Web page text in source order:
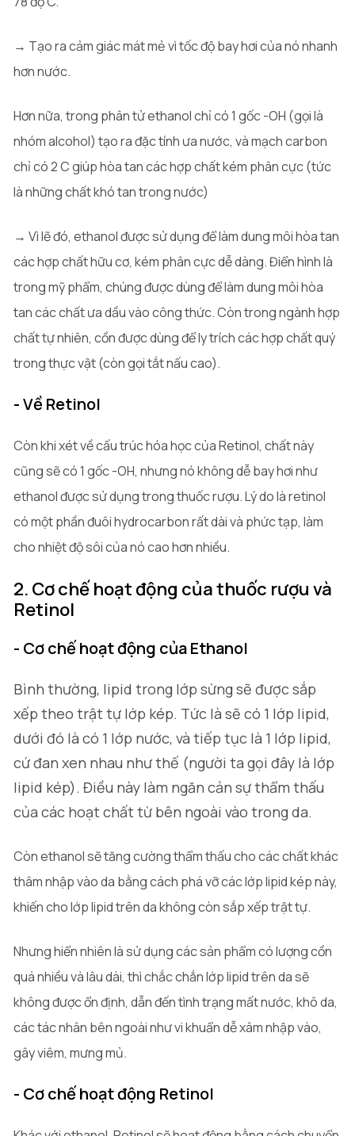
→ Tạo ra cảm giác mát mẻ vì tốc độ bay hơi của nó nhanh
hơn nước.
Hơn nữa, trong phân tử ethanol chỉ có 1 gốc -OH (gọi là
nhóm alcohol) tạo ra đặc tính ưa nước, và mạch carbon
chỉ có 2 C giúp hòa tan các hợp chất kém phân cực (tức
là những chất khó tan trong nước)
→ Vì lẽ đó, ethanol được sử dụng để làm dung môi hòa tan
các hợp chất hữu cơ, kém phân cực dễ dàng. Điển hình là
trong mỹ phẩm, chúng được dùng để làm dung môi hòa
tan các chất ưa dầu vào công thức. Còn trong ngành hợp
chất tự nhiên, cồn được dùng để ly trích các hợp chất quý
trong thực vật (còn gọi tắt nấu cao).
- Về Retinol
Còn khi xét về cấu trúc hóa học của Retinol, chất này
cũng sẽ có 1 gốc -OH, nhưng nó không dễ bay hơi như
ethanol được sử dụng trong thuốc rượu. Lý do là retinol
có một phần đuôi hydrocarbon rất dài và phức tạp, làm
cho nhiệt độ sôi của nó cao hơn nhiều.
2. Cơ chế hoạt động của thuốc rượu và
Retinol
- Cơ chế hoạt động của Ethanol
Bình thường, lipid trong lớp sừng sẽ được sắp
xếp theo trật tự lớp kép. Tức là sẽ có 1 lớp lipid,
dưới đó là có 1 lớp nước, và tiếp tục là 1 lớp lipid,
cứ đan xen nhau như thế (người ta gọi đây là lớp
lipid kép). Điều này làm ngăn cản sự thẩm thấu
của các hoạt chất từ bên ngoài vào trong da.
Còn ethanol sẽ tăng cường thẩm thấu cho các chất khác
thâm nhập vào da bằng cách phá vỡ các lớp lipid kép này,
khiến cho lớp lipid trên da không còn sắp xếp trật tự.
Nhưng hiển nhiên là sử dụng các sản phẩm có lượng cồn
quá nhiều và lâu dài, thì chắc chắn lớp lipid trên da sẽ
không được ổn định, dẫn đến tình trạng mất nước, khô da,
các tác nhân bên ngoài như vi khuẩn dễ xâm nhập vào,
gây viêm, mưng mủ.
- Cơ chế hoạt động Retinol